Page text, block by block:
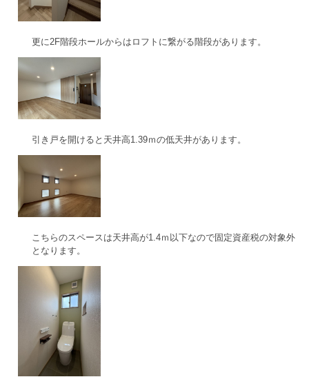
更に2F階段ホールからはロフトに繋がる階段があります。
引き戸を開けると天井高1.39ｍの低天井があります。
こちらのスペースは天井高が1.4ｍ以下なので固定資産税の対象外
となります。